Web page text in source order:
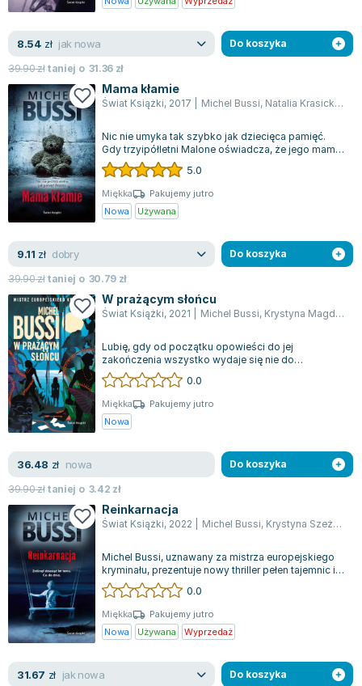
8.54 zł jak nowa
39.90złtaniej o 31.36 zł
Do koszyka
Mama kłamie
Świat Książki, 2017 Michel Bussi, Natalia Krasicka ,
Nic nie umyka tak szybko jak dziecięca pamięć.
Gdy trzyipółletni Malone oświadcza, że jego mama
nie jest jego prawdziwą mamą, choc...
5.0
Miękka
Pakujemy jutro
Nowa
Używana
9.11 zł dobry
39.90złtaniej o 30.79 zł
Do koszyka
W prażącym słońcu
Świat Książki, 2021 Michel Bussi, Krystyna Magdalena Szeżyńska-Maćkow
Lubię, gdy od początku opowieści do jej
zakończenia wszystko wydaje się nie do
rozwiązania. Michel BussiW sercu Markizów,
najbardz...
0.0
Miękka
Pakujemy jutro
Nowa
36.48 zł nowa
39.90złtaniej o 3.42 zł
Do koszyka
Reinkarnacja
Świat Książki, 2022 Michel Bussi, Krystyna Szeżyńska-Mackowiak
Michel Bussi, uznawany za mistrza europejskiego
kryminału, prezentuje nowy thriller pełen tajemnic i
napięcia. W czerwcu 2010 roku...
0.0
Miękka
Pakujemy jutro
Nowa
Używana Wyprzedaż
31.67 zł jak nowa Do koszyka